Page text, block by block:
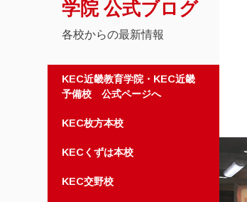
学院 公式ブログ
各校からの最新情報
コンテンツへスキップ
KEC近畿教育学院・KEC近畿
予備校 公式ページへ
KEC枚方本校
KECくずは本校
KEC交野校